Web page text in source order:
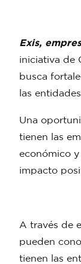
Exis,
iniciativa de
busca
las
Una
tienen las
económico
impacto
A través de
pueden
tienen las